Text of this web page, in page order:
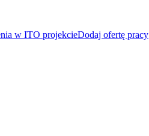
w ITO projekcieDodaj ofertę pracy